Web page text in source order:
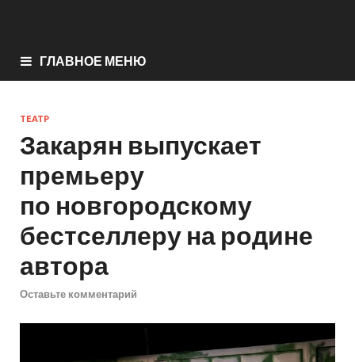
ГЛАВНОЕ МЕНЮ
ТЕАТР
Закарян выпускает
премьеру
по новгородскому
бестселлеру на родине
автора
Оставьте комментарий